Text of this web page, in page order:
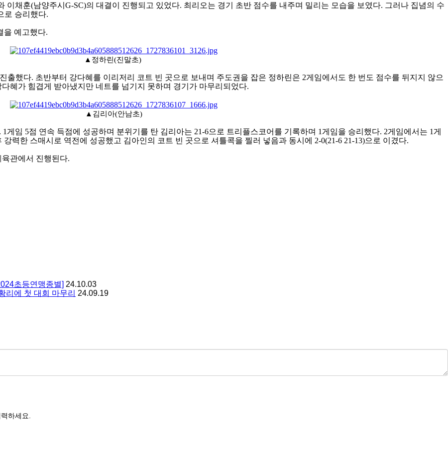
이채훈(남양주시 G-SC)의 대결이 진행되고 있었다. 최리오는 경기 초반 점수를 내주며 밀리는 모습을 보였다. 그러나 집념의 수
로 승리했다.
을 예고했다.
▲정하린(진말초)
출했다. 초반부터 강다혜를 이리저리 코트 빈 곳으로 보내며 주도권을 잡은 정하린은 2게임에서도 한 번도 점수를 뒤지지 않으
혜가 힘겹게 받아냈지만 네트를 넘기지 못하며 경기가 마무리되었다.
▲김리아(안남초)
. 1게임 5점 연속 득점에 성공하며 분위기를 탄 김리아는 21-6으로 트리플스코어를 기록하며 1게임을 승리했다. 2게임에서는 1게
강력한 스매시로 역전에 성공했고 김아인의 코트 빈 곳으로 셔틀콕을 찔러 넣음과 동시에 2-0(21-6 21-13)으로 이겼다.
육관에서 진행된다.
초등연맹종별] 24.10.03
리에 첫 대회 마무리 24.09.19
하세요.